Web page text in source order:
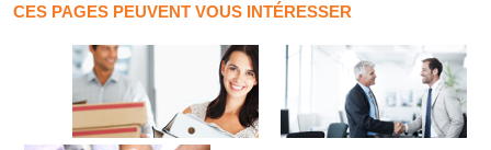
CES PAGES PEUVENT VOUS INTÉRESSER